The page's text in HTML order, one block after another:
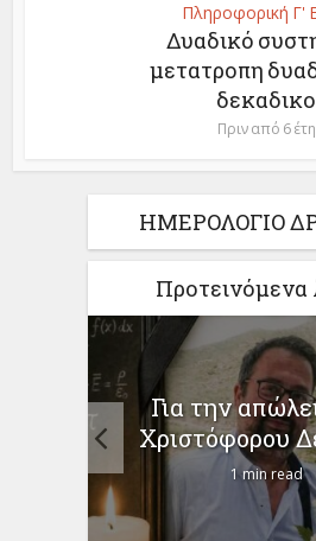
Πληροφορική Γ'
Δυαδικό
μετατροπη
δεκαδικο
Πριν από 6 έτη
ΗΜΕΡΟΛΟΓΙΟ
Προτεινόμενα
Για την
Χριστόφορου
1 min read